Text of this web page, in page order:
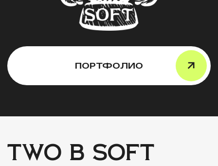
ПОРТФОЛИО
TWO B SOFT